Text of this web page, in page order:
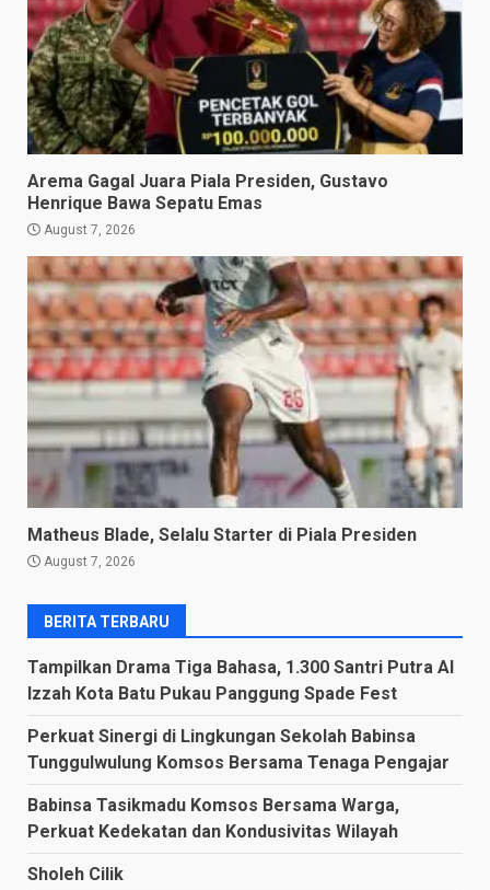
Arema Gagal Juara Piala Presiden, Gustavo
Henrique Bawa Sepatu Emas
August 7, 2026
Matheus Blade, Selalu Starter di Piala Presiden
August 7, 2026
BERITA TERBARU
Tampilkan Drama Tiga Bahasa, 1.300 Santri Putra Al
Izzah Kota Batu Pukau Panggung Spade Fest
Perkuat Sinergi di Lingkungan Sekolah Babinsa
Tunggulwulung Komsos Bersama Tenaga Pengajar
Babinsa Tasikmadu Komsos Bersama Warga,
Perkuat Kedekatan dan Kondusivitas Wilayah
Sholeh Cilik